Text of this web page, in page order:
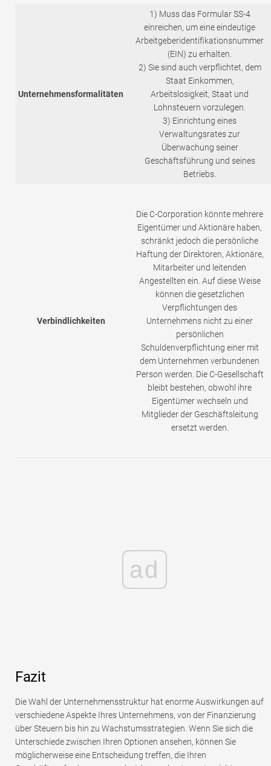
Unternehmensformalitäten
1) Muss das Formular SS-4
einreichen, um eine eindeutige
Arbeitgeberidentifikationsnummer
(EIN) zu erhalten.
2) Sie sind auch verpflichtet, dem
Staat Einkommen,
Arbeitslosigkeit, Staat und
Lohnsteuern vorzulegen.
3) Einrichtung eines
Verwaltungsrates zur
Überwachung seiner
Geschäftsführung und seines
Betriebs.
Verbindlichkeiten
Die C-Corporation könnte mehrere
Eigentümer und Aktionäre haben,
schränkt jedoch die persönliche
Haftung der Direktoren, Aktionäre,
Mitarbeiter und leitenden
Angestellten ein. Auf diese Weise
können die gesetzlichen
Verpflichtungen des
Unternehmens nicht zu einer
persönlichen
Schuldenverpflichtung einer mit
dem Unternehmen verbundenen
Person werden. Die C-Gesellschaft
bleibt bestehen, obwohl ihre
Eigentümer wechseln und
Mitglieder der Geschäftsleitung
ersetzt werden.
ad
Fazit
Die Wahl der Unternehmensstruktur hat enorme Auswirkungen auf
verschiedene Aspekte Ihres Unternehmens, von der Finanzierung
über Steuern bis hin zu Wachstumsstrategien. Wenn Sie sich die
Unterschiede zwischen Ihren Optionen ansehen, können Sie
möglicherweise eine Entscheidung treffen, die Ihren